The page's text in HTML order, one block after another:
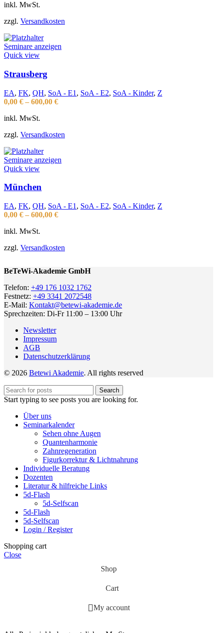
inkl. MwSt.
zzgl. Versandkosten
Seminare anzeigen
Quick view
Strausberg
EA, FK, QH, SoA - E1 , SoA - E2, SoA - Kinder, Z
0,00 € – 600,00 €
inkl. MwSt.
zzgl. Versandkosten
Seminare anzeigen
Quick view
München
EA, FK, QH, SoA - E1 , SoA - E2, SoA - Kinder, Z
0,00 € – 600,00 €
inkl. MwSt.
zzgl. Versandkosten
BeTeWi-Akademie GmbH
Telefon: +49 176 1032 1762
Festnetz: +49 3341 2072548
E-Mail: Kontakt@betewi-akademie.de
Sprechzeiten: Di-Fr 11:00 – 13:00 Uhr
Newsletter
Impressum
AGB
Datenschutzerklärung
© 2026 Betewi Akademie. All rights reserved
Search
Start typing to see posts you are looking for.
Über uns
Seminarkalender
Sehen ohne Augen
Quantenharmonie
Zahnregeneration
Figurkorrektur & Lichtnahrung
Individuelle Beratung
Dozenten
Literatur & hilfreiche Links
5d-Flash
5d-Selfscan
5d-Flash
5d-Selfscan
Login / Register
Shopping cart
Close
Shop
Cart
My account